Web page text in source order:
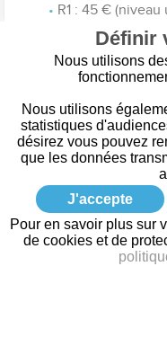
R1 : 45 €
R2 : 150 €
Ces
avec ou sans code
De même, ce
logiciels tels que
Prépafacile,
Retrouvez ce produit
Cliquez ici pour
Définir
Nous utilisons
Nous utilisons
statistiques
désirez vous pouvez
que les données
J'accepte
Pour en savoir plus sur
de cookies et de